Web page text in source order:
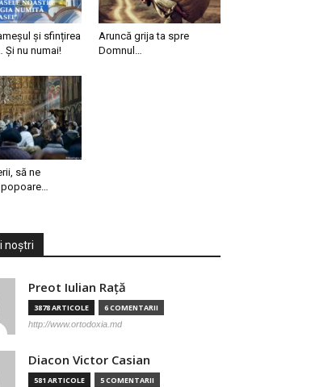
și sfințirea
Și nu numai!
Aruncă grija ta spre
Domnul…
să ne
popoare…
noștri
Preot Iulian Raţă
3878 ARTICOLE 6 COMENTARII
http://www.ortodoxia.md
Diacon Victor Casian
581 ARTICOLE 5 COMENTARII